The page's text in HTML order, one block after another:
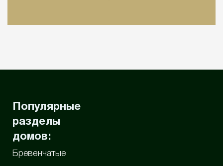
Популярные
разделы
домов:
Бревенчатые